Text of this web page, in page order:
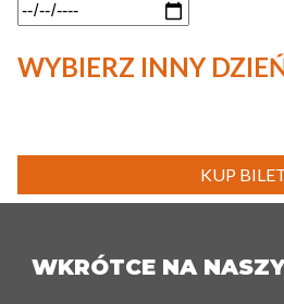
WYBIERZ INNY
KUP
WKRÓTCE NA